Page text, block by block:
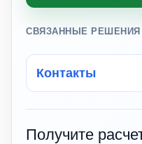
СВЯЗАННЫЕ РЕШЕНИЯ
Контакты
Получите